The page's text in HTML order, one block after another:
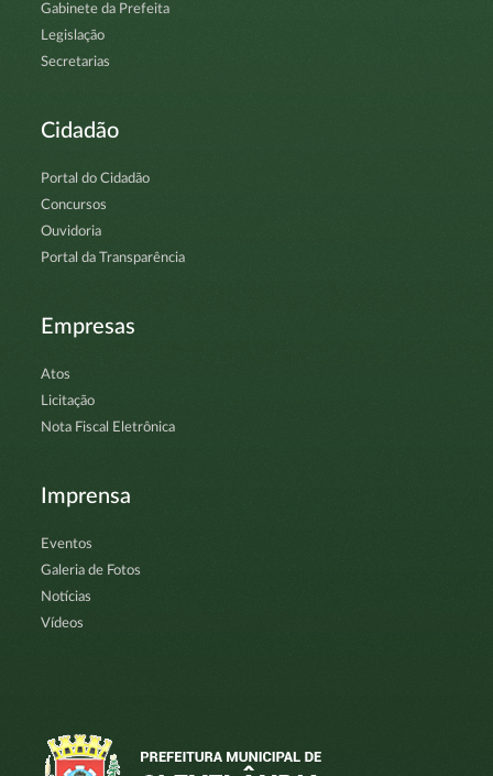
Gabinete da Prefeita
Legislação
Secretarias
Cidadão
Portal do Cidadão
Concursos
Ouvidoria
Portal da Transparência
Empresas
Atos
Licitação
Nota Fiscal Eletrônica
Imprensa
Eventos
Galeria de Fotos
Notícias
Vídeos